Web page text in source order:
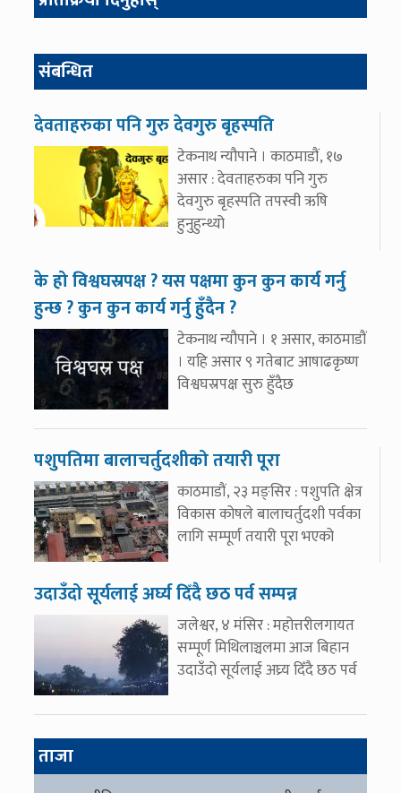
संबन्धित
देवताहरुका पनि गुरु देवगुरु बृहस्पति
टेकनाथ न्यौपाने । काठमाडौं, १७
असार : देवताहरुका पनि गुरु
देवगुरु बृहस्पति तपस्वी ऋषि
हुनुहुन्थ्यो
के हो विश्वघस्रपक्ष ? यस पक्षमा कुन कुन कार्य गर्नु
हुन्छ ? कुन कुन कार्य गर्नु हुँदैन ?
टेकनाथ न्यौपाने । १ असार, काठमाडौं
। यहि असार ९ गतेबाट आषाढकृष्ण
विश्वघस्रपक्ष सुरु हुँदैछ
पशुपतिमा बालाचर्तुदशीको तयारी पूरा
काठमाडौं, २३ मङ्सिर : पशुपति क्षेत्र
विकास कोषले बालाचर्तुदशी पर्वका
लागि सम्पूर्ण तयारी पूरा भएको
उदाउँदो सूर्यलाई अर्घ्य दिँदै छठ पर्व सम्पन्न
जलेश्वर, ४ मंसिर : महोत्तरीलगायत
सम्पूर्ण मिथिलाञ्चलमा आज बिहान
उदाउँदो सूर्यलाई अघ्र्य दिँदै छठ पर्व
ताजा